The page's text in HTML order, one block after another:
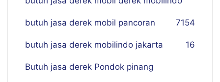
154
butuh jasa derek mobil pancoran 7
butuh jasa derek mobilindo jakarta 16
Butuh jasa derek Pondok pinang